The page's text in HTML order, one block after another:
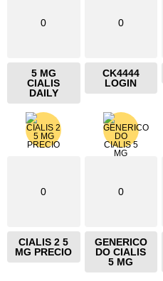
0
5 MG
CIALIS
DAILY
0
CK4444
LOGIN
0
CIALIS 2 5
MG PRECIO
0
GENERICO
DO CIALIS
5 MG